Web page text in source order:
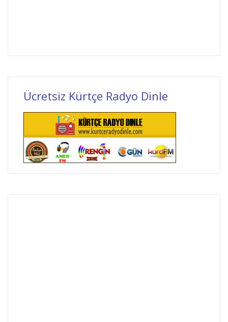
Ücretsiz Kürtçe Radyo Dinle